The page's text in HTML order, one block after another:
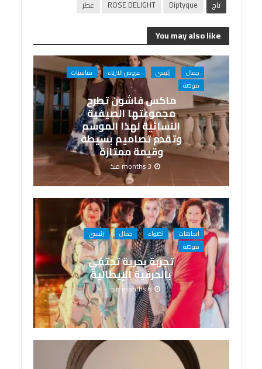
تاج Diptyque
ROSE DELIGHT عطر
You may also like
جمال رئيسى عروض الازياء
مناسبات
موضة
ماكس فاشون تطرح
مجموعتها الصيفية
النسائية لهذا الموسم
وتقدم تصاميم بسيطة
وقيمة ممتازة
3 months منذ
اتجاهات اضواء جمال
رئيسى
موضة
تجربة بحرية تحتفي
بالحِرفية الإيطالية
6 months منذ